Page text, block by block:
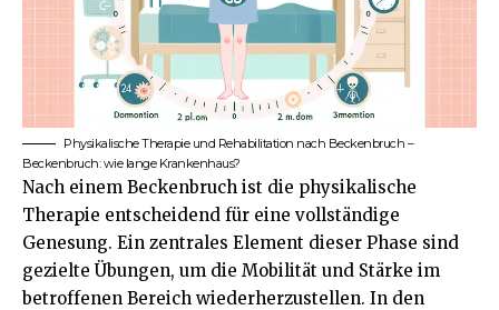
Physikalische Therapie und Rehabilitation nach Beckenbruch –
Beckenbruch: wie lange Krankenhaus?
Nach einem Beckenbruch ist die physikalische
Therapie entscheidend für eine vollständige
Genesung. Ein zentrales Element dieser Phase sind
gezielte Übungen, um die Mobilität und Stärke im
betroffenen Bereich wiederherzustellen. In den